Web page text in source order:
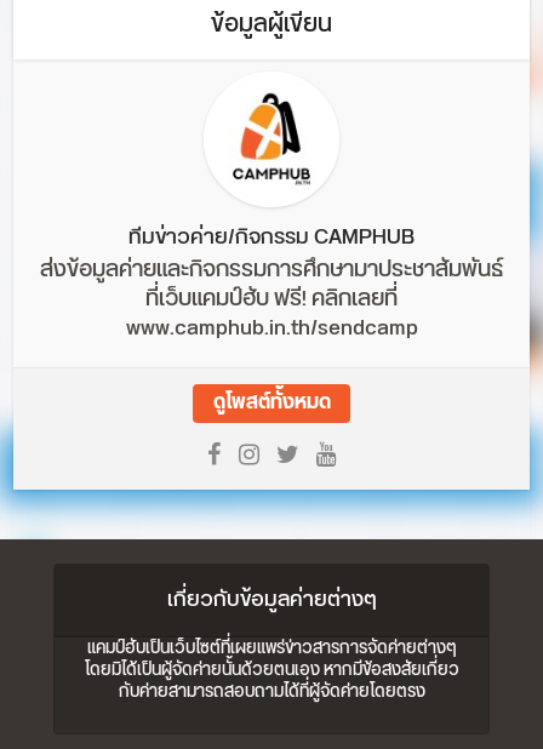
ข้อมูลผู้เขียน
ทีมข่าวค่าย/กิจกรรม CAMPHUB
ส่งข้อมูลค่ายและกิจกรรมการศึกษามาประชาสัมพันธ์
ที่เว็บแคมป์ฮับ ฟรี! คลิกเลยที่
www.camphub.in.th/sendcamp
ดูโพสต์ทั้งหมด
เกี่ยวกับข้อมูลค่ายต่างๆ
แคมป์ฮับเป็นเว็บไซต์ที่เผยแพร่ข่าวสารการจัดค่ายต่างๆ
โดยมิได้เป็นผู้จัดค่ายนั้นด้วยตนเอง หากมีข้อสงสัยเกี่ยว
กับค่ายสามารถสอบถามได้ที่ผู้จัดค่ายโดยตรง